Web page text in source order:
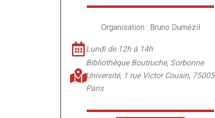
Organisation : Bruno Dumézil
Lundi de 12h à 14h
Bibliothèque Boutruche, Sorbonne
Université, 1 rue Victor Cousin, 75005
Paris